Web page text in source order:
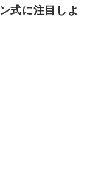
式に注目しよ